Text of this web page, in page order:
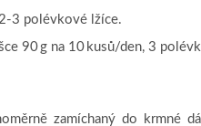
3 polévkové lžíce.
90 g na 10 kusů/den, 3
zamíchaný do krmné